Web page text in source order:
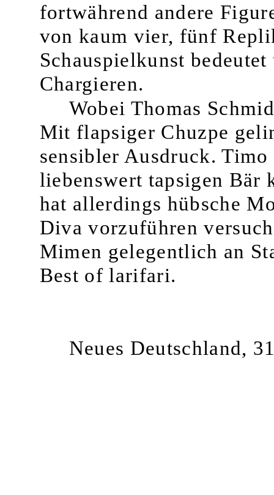
fortwährend andere
von kaum vier, fünf
Schauspiel­kunst
Chargieren.
Wobei Thomas
Mit flapsiger Chuzpe
sensi­bler Ausdruck.
liebenswert tapsigen Bär
hat allerdings hübsche
Diva vorzuführen
Mimen gelegentlich an
Best of larifari.
Neues Deutschland,